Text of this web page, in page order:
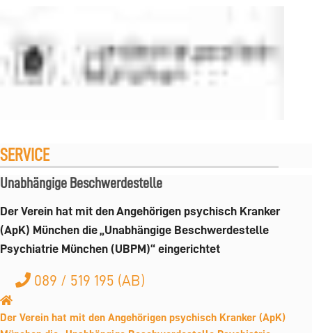
SERVICE
Unabhängige Beschwerdestelle
Der Verein hat mit den Angehörigen psychisch Kranker
(ApK) München die „Unabhängige Beschwerdestelle
Psychiatrie München (UBPM)“ eingerichtet
089 / 519 195 (AB)
Der Verein hat mit den Angehörigen psychisch Kranker (ApK)